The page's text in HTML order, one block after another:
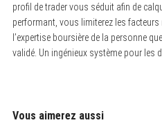
profil de trader vous séduit afin de
performant, vous limiterez les
l’expertise boursière de la personne
validé. Un ingénieux système pour les
Vous aimerez aussi